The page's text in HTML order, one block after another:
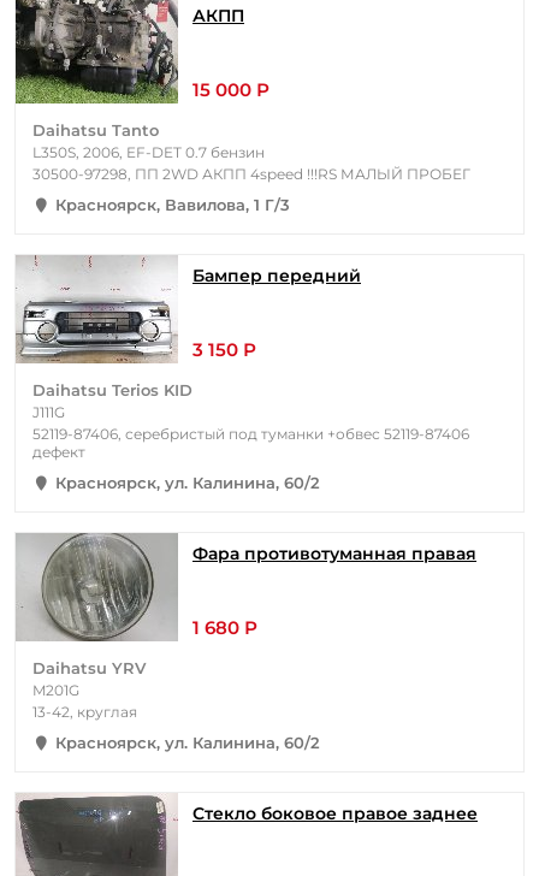
АКПП
15 000 Р
Daihatsu Tanto
L350S, 2006, EF-DET 0.7 бензин
30500-97298, ПП 2WD АКПП 4speed !!!RS МАЛЫЙ ПРОБЕГ
Красноярск, Вавилова, 1 Г/3
Бампер передний
3 150 Р
Daihatsu Terios KID
J111G
52119-87406, серебристый под туманки +обвес 52119-87406
дефект
Красноярск, ул. Калинина, 60/2
Фара противотуманная правая
1 680 Р
Daihatsu YRV
M201G
13-42, круглая
Красноярск, ул. Калинина, 60/2
Стекло боковое правое заднее